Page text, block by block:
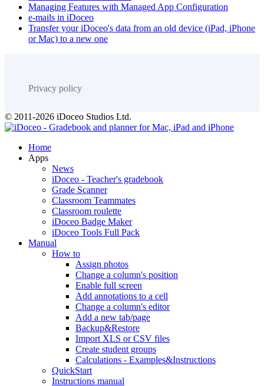
Managing Features with Managed App Configuration
e-mails in iDoceo
Transfer your iDoceo's data from an old device (iPad, iPhone
or Mac) to a new one
Privacy policy
© 2011-2026 iDoceo Studios Ltd.
Home
Apps
News
iDoceo - Teacher's gradebook
Grade Scanner
Classroom Teammates
Classroom roulette
iDoceo Badge Maker
iDoceo Tools Full Pack
Manual
How to
Assign photos
Change a column's position
Enable full screen
Add annotations to a cell
Change a column's editor
Add a new tab/page
Backup&Restore
Import XLS or CSV files
Create student groups
Calculations - Examples&Instructions
QuickStart
Instructions manual